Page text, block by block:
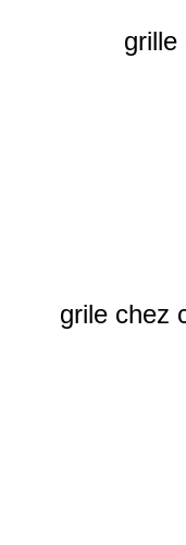
grille
grile chez